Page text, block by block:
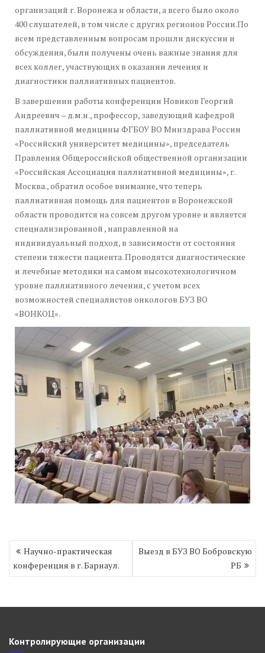
организаций г. Воронежа и области, а всего было около
400 слушателей, в том числе с других регионов России.По
всем представленным вопросам прошли дискуссии и
обсуждения, были получены очень важные знания для
всех коллег, участвующих в оказании лечения и
диагностики паллиативных пациентов.
В завершении работы конференции Новиков Георгий
Андреевич – д.м.н., профессор, заведующий кафедрой
паллиативной медицины ФГБОУ ВО Минздрава России
«Российский университет медицины», председатель
Правления Общероссийской общественной организации
«Российская Ассоциация паллиативной медицины», г.
Москва., обратил особое внимание, что теперь
паллиативная помощь для пациентов в Воронежской
области проводится на совсем другом уровне и является
специализированной , направленной на
индивидуальный подход, в зависимости от состояния
степени тяжести пациента. Проводятся диагностические
и лечебные методики на самом высокотехнологичном
уровне паллиативного лечения, с учетом всех
возможностей специалистов онкологов БУЗ ВО
«ВОНКОЦ».
Навигация
записям
Научно-практическая
конференция в г. Барнаул.
Выезд в БУЗ ВО Бобровскую
РБ
Контролирующие организации